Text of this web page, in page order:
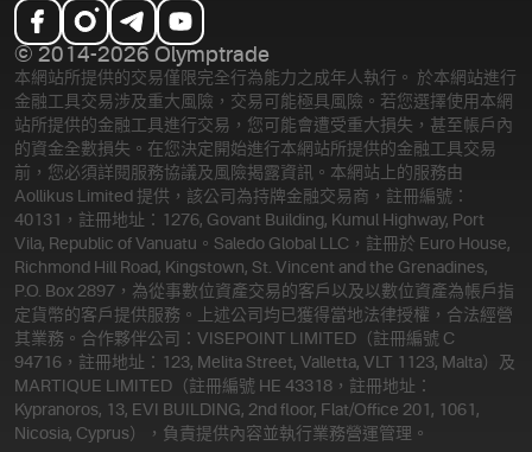
© 2014-2026 Olymptrade
本網站所提供的交易僅限完全行為能力之成年人執行。 於本網站進行
金融工具交易涉及重大風險，交易可能極具風險。若您選擇使用本網
站所提供的金融工具進行交易，您可能會遭受重大損失，甚至帳戶內
的資金全數損失。在您決定開始進行本網站所提供的金融工具交易
前，您必須詳閱服務協議及風險揭露資訊。 本網站上的服務由
Aollikus Limited 提供，該公司為持牌金融交易商，註冊編號：
40131，註冊地址：1276, Govant Building, Kumul Highway, Port
Vila, Republic of Vanuatu。Saledo Global LLC，註冊於 Euro House,
Richmond Hill Road, Kingstown, St. Vincent and the Grenadines,
P.O. Box 2897，為從事數位資產交易的客戶以及以數位資產為帳戶指
定貨幣的客戶提供服務。上述公司均已獲得當地法律授權，合法經營
其業務。合作夥伴公司：VISEPOINT LIMITED（註冊編號 C
94716，註冊地址：123, Melita Street, Valletta, VLT 1123, Malta）及
MARTIQUE LIMITED（註冊編號 HE 43318，註冊地址：
Kypranoros, 13, EVI BUILDING, 2nd floor, Flat/Office 201, 1061,
Nicosia, Cyprus），負責提供內容並執行業務營運管理。